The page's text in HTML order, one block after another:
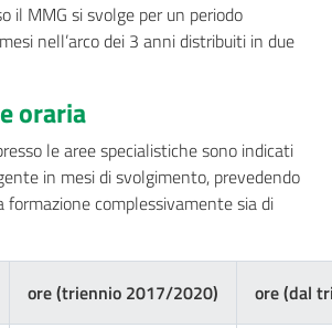
il MMG si svolge per un periodo
nell’arco dei 3 anni distribuiti in due
oraria
le aree specialistiche sono indicati
in mesi di svolgimento, prevedendo
complessivamente sia di
ore (triennio 2017/2020) ore (dal